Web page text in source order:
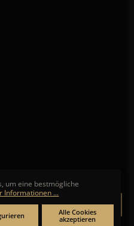
& Aktionen direkt in Ihr Postfach.
ANMELDEN
um eine bestmögliche
Informationen ...
Alle Cookies
akzeptieren